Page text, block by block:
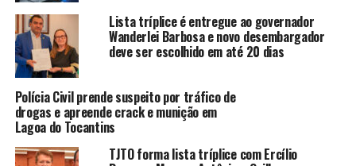
Lista tríplice é entregue ao governador
Wanderlei Barbosa e novo desembargador
deve ser escolhido em até 20 dias
Polícia Civil prende suspeito por tráfico de
drogas e apreende crack e munição em
Lagoa do Tocantins
TJTO forma lista tríplice com Ercílio